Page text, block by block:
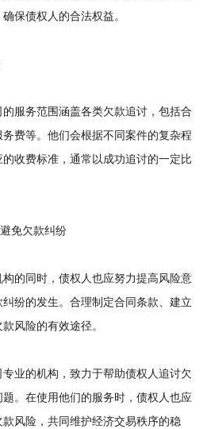
保债权人的合法权益。
务范围涵盖各类欠款追讨，包括合
费等。他们会根据不同案件的复杂程
收费标准，通常以成功追讨的一定比
免欠款纠纷
同时，债权人也应努力提高风险意
纷的发生。合理制定合同条款、建立
风险的有效途径。
的机构，致力于帮助债权人追讨欠
。在使用他们的服务时，债权人也应
风险，共同维护经济交易秩序的稳